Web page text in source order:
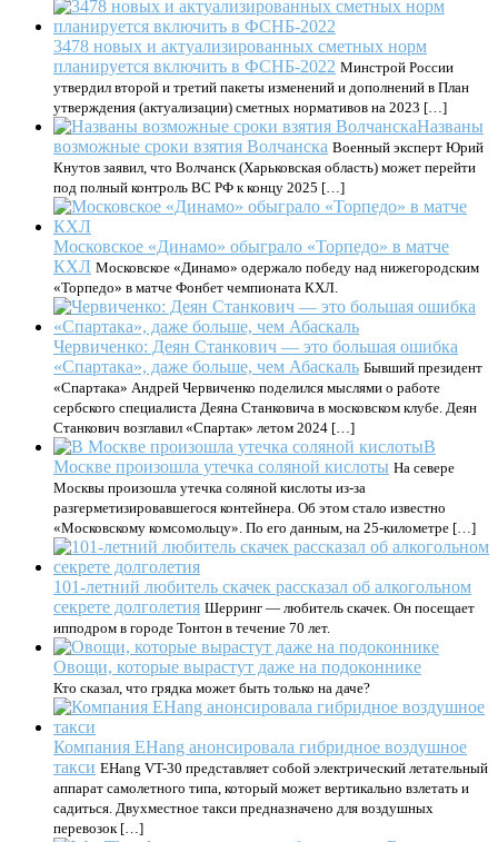
3478 новых и актуализированных сметных норм
планируется включить в ФСНБ-2022 Минстрой России
утвердил второй и третий пакеты изменений и дополнений в План
утверждения (актуализации) сметных нормативов на 2023 […]
Названы
возможные сроки взятия Волчанска Военный эксперт Юрий
Кнутов заявил, что Волчанск (Харьковская область) может перейти
под полный контроль ВС РФ к концу 2025 […]
Московское «Динамо» обыграло «Торпедо» в матче
КХЛ Московское «Динамо» одержало победу над нижегородским
«Торпедо» в матче Фонбет чемпионата КХЛ.
Червиченко: Деян Станкович — это большая ошибка
«Спартака», даже больше, чем Абаскаль Бывший президент
«Спартака» Андрей Червиченко поделился мыслями о работе
сербского специалиста Деяна Станковича в московском клубе. Деян
Станкович возглавил «Спартак» летом 2024 […]
В
Москве произошла утечка соляной кислоты На севере
Москвы произошла утечка соляной кислоты из-за
разгерметизировавшегося контейнера. Об этом стало известно
«Московскому комсомольцу». По его данным, на 25-километре […]
101-летний любитель скачек рассказал об алкогольном
секрете долголетия Шерринг — любитель скачек. Он посещает
ипподром в городе Тонтон в течение 70 лет.
Овощи, которые вырастут даже на подоконнике
Кто сказал, что грядка может быть только на даче?
Компания EHang анонсировала гибридное воздушное
такси EHang VT-30 представляет собой электрический летательный
аппарат самолетного типа, который может вертикально взлетать и
садиться. Двухместное такси предназначено для воздушных
перевозок […]